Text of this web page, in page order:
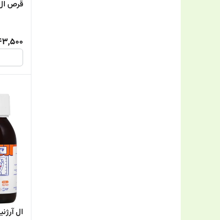
قرص ال
ال